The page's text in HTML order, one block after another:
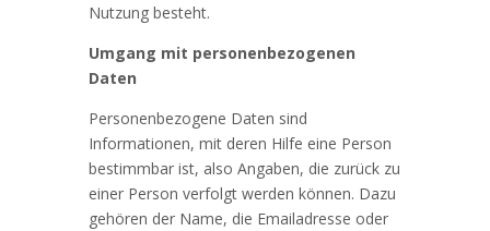
Nutzung besteht.
Umgang mit personenbezogenen
Daten
Personenbezogene Daten sind
Informationen, mit deren Hilfe eine Person
bestimmbar ist, also Angaben, die zurück zu
einer Person verfolgt werden können. Dazu
gehören der Name, die Emailadresse oder